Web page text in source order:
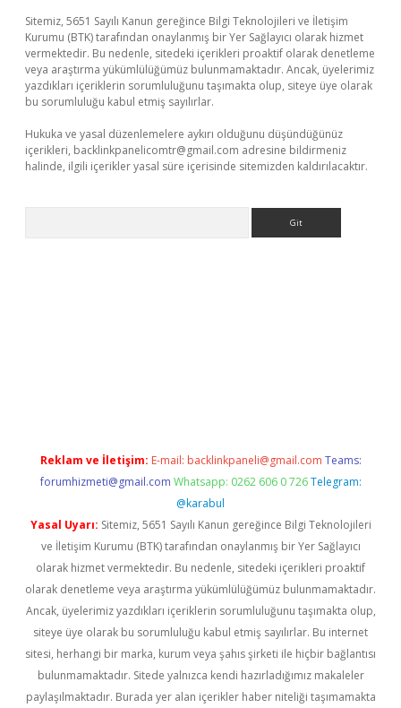
Sitemiz, 5651 Sayılı Kanun gereğince Bilgi Teknolojileri ve İletişim
Kurumu (BTK) tarafından onaylanmış bir Yer Sağlayıcı olarak hizmet
vermektedir. Bu nedenle, sitedeki içerikleri proaktif olarak denetleme
veya araştırma yükümlülüğümüz bulunmamaktadır. Ancak, üyelerimiz
yazdıkları içeriklerin sorumluluğunu taşımakta olup, siteye üye olarak
bu sorumluluğu kabul etmiş sayılırlar.
Hukuka ve yasal düzenlemelere aykırı olduğunu düşündüğünüz
içerikleri, backlinkpanelicomtr@gmail.com adresine bildirmeniz
halinde, ilgili içerikler yasal süre içerisinde sitemizden kaldırılacaktır.
Reklam ve İletişim: E-mail: backlinkpaneli@gmail.com Teams:
forumhizmeti@gmail.com Whatsapp: 0262 606 0 726 Telegram:
@karabul
Yasal Uyarı: Sitemiz, 5651 Sayılı Kanun gereğince Bilgi Teknolojileri
ve İletişim Kurumu (BTK) tarafından onaylanmış bir Yer Sağlayıcı
olarak hizmet vermektedir. Bu nedenle, sitedeki içerikleri proaktif
olarak denetleme veya araştırma yükümlülüğümüz bulunmamaktadır.
Ancak, üyelerimiz yazdıkları içeriklerin sorumluluğunu taşımakta olup,
siteye üye olarak bu sorumluluğu kabul etmiş sayılırlar. Bu internet
sitesi, herhangi bir marka, kurum veya şahıs şirketi ile hiçbir bağlantısı
bulunmamaktadır. Sitede yalnızca kendi hazırladığımız makaleler
paylaşılmaktadır. Burada yer alan içerikler haber niteliği taşımamakta